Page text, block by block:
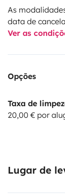
As
data de
Ver as
Opções
Taxa de
20,00 € por
Lugar de